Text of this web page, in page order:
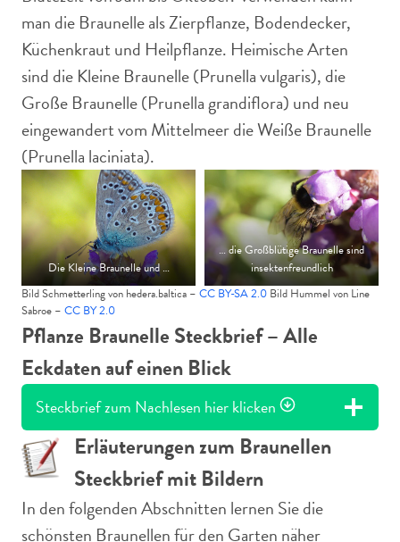
man die Braunelle als Zierpflanze, Bodendecker,
Küchenkraut und Heilpflanze. Heimische Arten
sind die Kleine Braunelle (Prunella vulgaris), die
Große Braunelle (Prunella grandiflora) und neu
eingewandert vom Mittelmeer die Weiße Braunelle
(Prunella laciniata).
Die Kleine Braunelle und …
… die Großblütige Braunelle sind
insektenfreundlich
Bild Schmetterling von hedera.baltica – CC BY-SA 2.0 Bild Hummel von Line
Sabroe – CC BY 2.0
Pflanze Braunelle Steckbrief – Alle
Eckdaten auf einen Blick
Steckbrief zum Nachlesen hier klicken
Erläuterungen zum Braunellen
Steckbrief mit Bildern
In den folgenden Abschnitten lernen Sie die
schönsten Braunellen für den Garten näher